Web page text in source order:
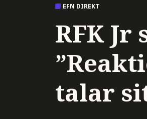
EFN DIREKT
RFK Jr
talar